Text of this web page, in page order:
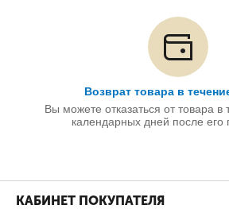
Возврат товара в
Вы можете отказаться от товара в
календарных дней после его
КАБИНЕТ ПОКУПАТЕЛЯ